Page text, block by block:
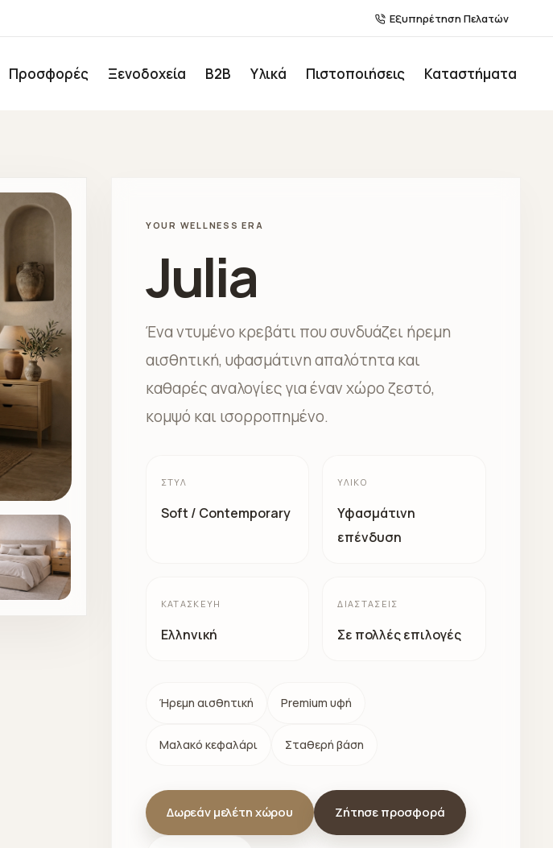
Εξυπηρέτηση Πελατών
Προσφορές Ξενοδοχεία Β2Β Υλικά Πιστοποιήσεις Καταστήματα
YOUR WELLNESS ERA
Julia
Ένα ντυμένο κρεβάτι που συνδυάζει ήρεμη
αισθητική, υφασμάτινη απαλότητα και
καθαρές αναλογίες για έναν χώρο ζεστό,
κομψό και ισορροπημένο.
ΣΤΥΛ
Soft / Contemporary
ΥΛΙΚΌ
Υφασμάτινη
επένδυση
ΚΑΤΑΣΚΕΥΉ
Ελληνική
ΔΙΑΣΤΆΣΕΙΣ
Σε πολλές επιλογές
Ήρεμη αισθητική Premium υφή
Μαλακό κεφαλάρι Σταθερή βάση
Δωρεάν μελέτη χώρου Ζήτησε προσφορά